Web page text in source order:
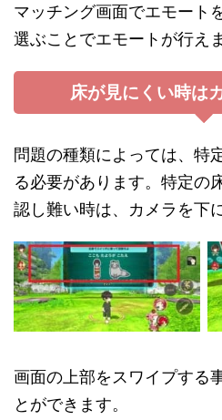
マッチング画面でエモート
選ぶことでエモートが行えま
床が見にくい時は
問題の種類によっては、特
る必要があります。特定の
認し難い時は、カメラを下
画面の上部をスワイプする
とができます。